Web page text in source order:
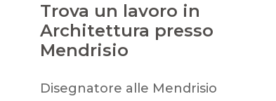
Trova un lavoro in
Architettura presso
Mendrisio
Disegnatore alle Mendrisio